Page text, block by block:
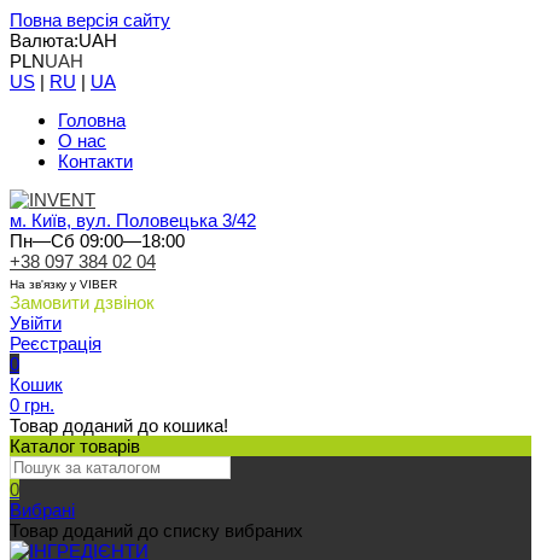
Повна версія сайту
Валюта:UAH
PLNUAH
US | RU | UA
Головна
О нас
Контакти
м. Київ, вул. Половецька 3/42
Пн—Сб 09:00—18:00
+38 097 384 02 04
На зв'язку у VIBER
Замовити дзвінок
Увійти
Реєстрація
0
Кошик
0 грн.
Товар доданий до кошика!
Каталог товарів
0
Вибрані
Товар доданий до списку вибраних